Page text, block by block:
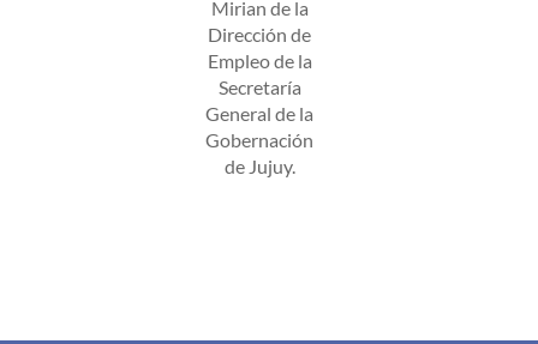
Mirian de la
Dirección de
Empleo de la
Secretaría
General de la
Gobernación
de Jujuy.